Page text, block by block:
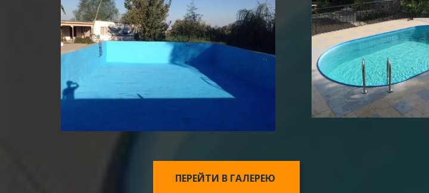
ПЕРЕЙТИ В ГАЛЕРЕЮ